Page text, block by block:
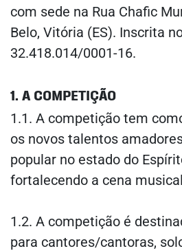
com sede na Rua Chafic
Belo, Vitória (ES). Inscrita
32.418.014/0001-16.
1. A COMPETIÇÃO
1.1. A competição tem
os novos talentos
popular no estado do
fortalecendo a cena
1.2. A competição é
para cantores/cantoras,